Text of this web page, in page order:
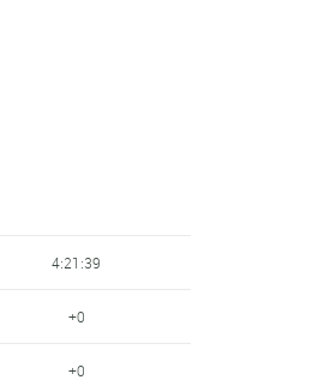
4:21:39
+0
+0